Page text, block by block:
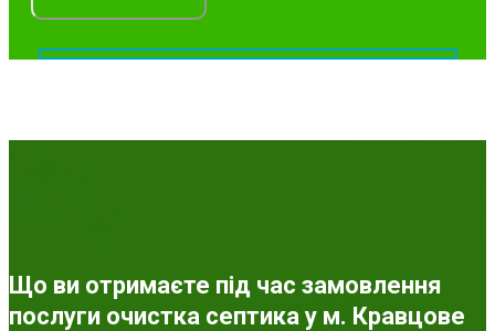
Що ви отримаєте під час замовлення
послуги очистка септика у м. Кравцове